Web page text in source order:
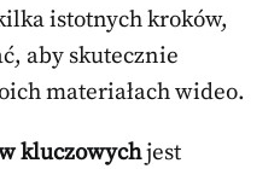
istotnych kroków,
aby skutecznie
materiałach wideo.
kluczowychjest